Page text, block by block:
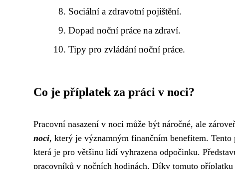
Sociální a zdravotní pojištění.
Dopad noční práce na zdraví.
Tipy pro zvládání noční práce.
Co je příplatek za práci v noci?
Pracovní nasazení v noci může být náročné, ale
noci, který je významným finančním benefitem. Tento
která je pro většinu lidí vyhrazena odpočinku.
pracovníků v nočních hodinách. Díky tomuto